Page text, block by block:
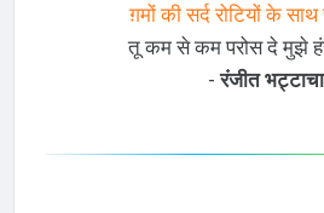
ग़मों की सर्द रोटियों के
तू कम से कम परोस दे मुझे
-रंजीत